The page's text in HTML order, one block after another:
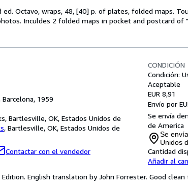
ed. Octavo, wraps, 48, [40] p. of plates, folded maps.
Inculdes 2 folded maps in pocket and postcard of
1959
Bartlesville, OK, Estados Unidos de
, Bartlesville, OK, Estados Unidos de
Contactar con el vendedor
CONDICIÓN
Condición:
Aceptable
EUR 8,91
Envío por
Se envía
de America
Se
Unidos
Cantidad
Añadir al
Edition. English translation by John Forrester. Good